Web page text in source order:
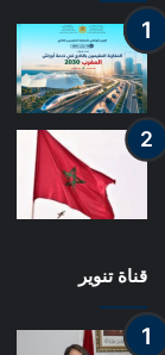
قناة تنوير